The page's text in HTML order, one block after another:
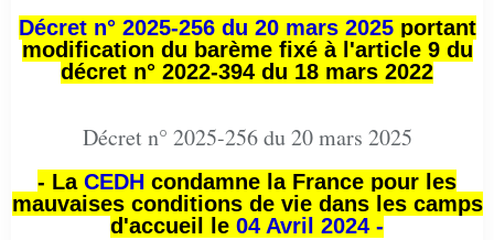
Décret n° 2025-256 du 20 mars 2025portant
modification du barème fixé à l'article 9 du
décret n° 2022-394 du 18 mars 2022
Décret n° 2025-256 du 20 mars 2025
- La CEDH condamne la France pour les
mauvaises conditions de vie dans les camps
d'accueil le 04 Avril 2024 -